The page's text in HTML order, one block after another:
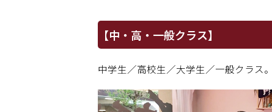
【中・高・一般クラス】
中学生／高校生／大学生／一般クラス